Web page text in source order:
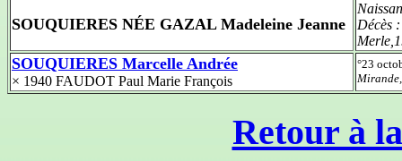
SOUQUIERES NÉE GAZAL Madeleine Jeanne
Décès
SOUQUIERES Marcelle Andrée
× 1940 FAUDOT Paul Marie François
°23
Retour à